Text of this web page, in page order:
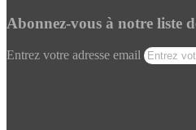
Abonnez-vous à notre liste
Entrez votre adresse email